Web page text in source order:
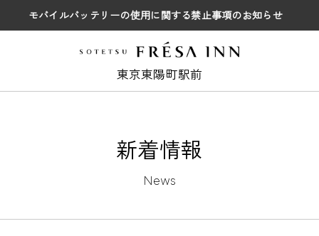
モバイルバッテリーの使用に関する禁止事項のお知らせ
東京東陽町駅前
新着情報
News